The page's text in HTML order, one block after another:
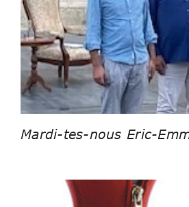
Mardi-tes-nous Eric-